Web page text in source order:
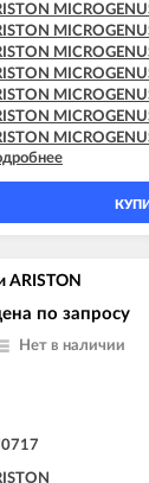
ARISTON
по запросу
Нет в наличии